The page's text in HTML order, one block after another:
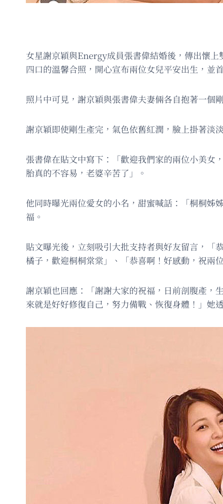
女星謝京穎與Energy成員張書偉結婚後，傳出懷
四口的溫馨合照，開心宣布兩位女兒平安出生，並
照片中可見，謝京穎與張書偉夫妻倆各自抱著一個
謝京穎即使剛生產完，氣色依舊紅潤，臉上掛著淡
張書偉在貼文中寫下：「歡迎我們家的兩位小美女
胎真的不容易，老婆辛苦了」。
他同時曝光兩位愛女的小名，甜蜜喊話：「桐桐姊
福。
貼文曝光後，立刻吸引大批支持者與好友留言，「
橘子，歡迎桐桐棠棠」、「恭喜啊！好感動，祝兩
謝京穎也回應：「謝謝大家的祝福，日前剖腹產，
來就是好好修復自己，努力備戰、恢復身體！」她